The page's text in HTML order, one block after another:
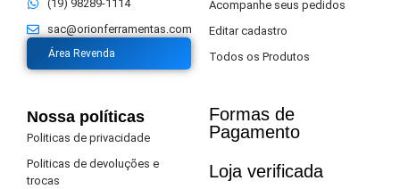
(19) 98289-1114
sac@orionferramentas.com
Área Revenda
Acompanhe seus pedidos
Editar cadastro
Todos os Produtos
Nossa políticas
Politicas de privacidade
Politicas de devoluções e
trocas
Formas de
Pagamento​
Loja verificada